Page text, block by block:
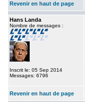
Revenir en haut de page
Hans Landa
Nombre de messages :
Inscrit le: 05 Sep 2014
Messages: 6796
Revenir en haut de page